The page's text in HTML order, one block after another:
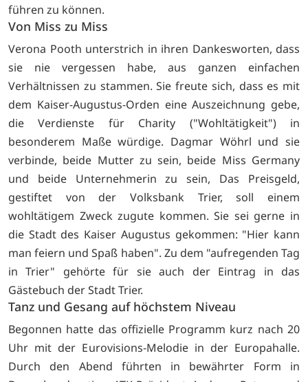
führen zu können.
Von Miss zu Miss
Verona Pooth unterstrich in ihren Dankesworten, dass
sie nie vergessen habe, aus ganzen einfachen
Verhältnissen zu stammen. Sie freute sich, dass es mit
dem Kaiser-Augustus-Orden eine Auszeichnung gebe,
die Verdienste für Charity ("Wohltätigkeit") in
besonderem Maße würdige. Dagmar Wöhrl und sie
verbinde, beide Mutter zu sein, beide Miss Germany
und beide Unternehmerin zu sein, Das Preisgeld,
gestiftet von der Volksbank Trier, soll einem
wohltätigem Zweck zugute kommen. Sie sei gerne in
die Stadt des Kaiser Augustus gekommen: "Hier kann
man feiern und Spaß haben". Zu dem "aufregenden Tag
in Trier" gehörte für sie auch der Eintrag in das
Gästebuch der Stadt Trier.
Tanz und Gesang auf höchstem Niveau
Begonnen hatte das offizielle Programm kurz nach 20
Uhr mit der Eurovisions-Melodie in der Europahalle.
Durch den Abend führten in bewährter Form in